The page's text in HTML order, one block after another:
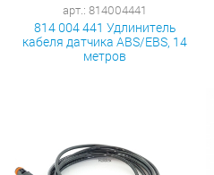
арт.: 814004441
814 004 441 Удлинитель
кабеля датчика ABS/EBS, 14
метров